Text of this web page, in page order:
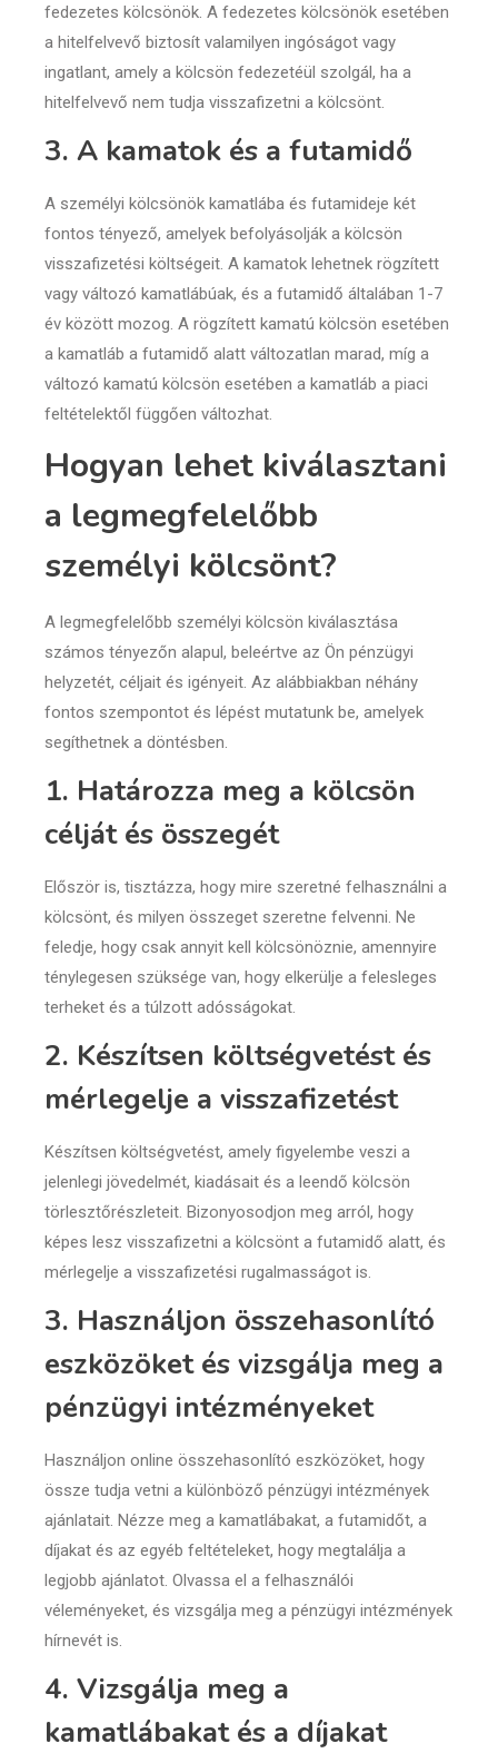
fedezetes kölcsönök. A fedezetes kölcsönök esetében
a hitelfelvevő biztosít valamilyen ingóságot vagy
ingatlant, amely a kölcsön fedezetéül szolgál, ha a
hitelfelvevő nem tudja visszafizetni a kölcsönt.
3. A kamatok és a futamidő
A személyi kölcsönök kamatlába és futamideje két
fontos tényező, amelyek befolyásolják a kölcsön
visszafizetési költségeit. A kamatok lehetnek rögzített
vagy változó kamatlábúak, és a futamidő általában 1-7
év között mozog. A rögzített kamatú kölcsön esetében
a kamatláb a futamidő alatt változatlan marad, míg a
változó kamatú kölcsön esetében a kamatláb a piaci
feltételektől függően változhat.
Hogyan lehet kiválasztani
a legmegfelelőbb
személyi kölcsönt?
A legmegfelelőbb személyi kölcsön kiválasztása
számos tényezőn alapul, beleértve az Ön pénzügyi
helyzetét, céljait és igényeit. Az alábbiakban néhány
fontos szempontot és lépést mutatunk be, amelyek
segíthetnek a döntésben.
1. Határozza meg a kölcsön
célját és összegét
Először is, tisztázza, hogy mire szeretné felhasználni a
kölcsönt, és milyen összeget szeretne felvenni. Ne
feledje, hogy csak annyit kell kölcsönöznie, amennyire
ténylegesen szüksége van, hogy elkerülje a felesleges
terheket és a túlzott adósságokat.
2. Készítsen költségvetést és
mérlegelje a visszafizetést
Készítsen költségvetést, amely figyelembe veszi a
jelenlegi jövedelmét, kiadásait és a leendő kölcsön
törlesztőrészleteit. Bizonyosodjon meg arról, hogy
képes lesz visszafizetni a kölcsönt a futamidő alatt, és
mérlegelje a visszafizetési rugalmasságot is.
3. Használjon összehasonlító
eszközöket és vizsgálja meg a
pénzügyi intézményeket
Használjon online összehasonlító eszközöket, hogy
össze tudja vetni a különböző pénzügyi intézmények
ajánlatait. Nézze meg a kamatlábakat, a futamidőt, a
díjakat és az egyéb feltételeket, hogy megtalálja a
legjobb ajánlatot. Olvassa el a felhasználói
véleményeket, és vizsgálja meg a pénzügyi intézmények
hírnevét is.
4. Vizsgálja meg a
kamatlábakat és a díjakat